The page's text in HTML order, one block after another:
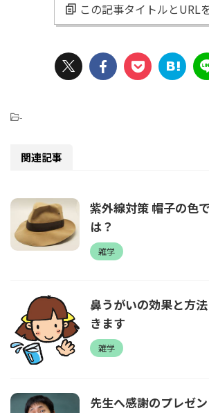
この記事タイトルとURL
-
関連記事
紫外線対策 帽子の色
は？
雑学
鼻うがいの効果と方
きます
雑学
先生へ感謝のプレゼ